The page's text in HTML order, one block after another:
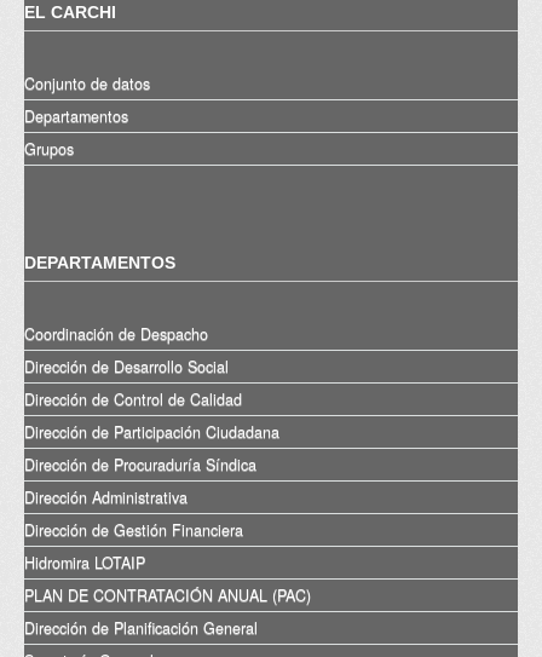
EL CARCHI
Conjunto de datos
Departamentos
Grupos
DEPARTAMENTOS
Coordinación de Despacho
Dirección de Desarrollo Social
Dirección de Control de Calidad
Dirección de Participación Ciudadana
Dirección de Procuraduría Síndica
Dirección Administrativa
Dirección de Gestión Financiera
Hidromira LOTAIP
PLAN DE CONTRATACIÓN ANUAL (PAC)
Dirección de Planificación General